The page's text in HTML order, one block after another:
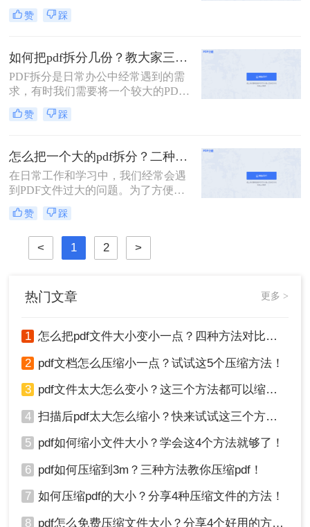
将一个较大的PDF文件拆分成多个小
文件，以便更好地管理和使用。那么
面将介绍三种实用的方法，帮助你轻
松实现PDF文件的拆分。
赞 踩
如何把pdf拆分几份？教大家三种方法！
PDF拆分是日常办公中经常遇到的需
求，有时我们需要将一个较大的PDF
文件拆分成多个小文件，以便于分
享、存档或编辑。那么如何把pdf拆分
法，帮助你轻松将PDF文件拆分成多
份。
赞 踩
怎么把一个大的pdf拆分？二种pdf拆分方法看一看！
在日常工作和学习中，我们经常会遇
到PDF文件过大的问题。为了方便管
理和使用，有时需要将大型PDF文件
拆分成多个较小的文件。那么怎么把
一个大的pdf拆分呢？本文将为您介绍
两种实用的拆分大型PDF文件的方
法，帮助您轻松应对这一需求。
赞 踩
< 1 2 >
热门文章 更多 >
1 怎么把pdf文件大小变小一点？四种方法对比，一看就懂！
2 pdf文档怎么压缩小一点？试试这5个压缩方法！
3 pdf文件太大怎么变小？这三个方法都可以缩小！
4 扫描后pdf太大怎么缩小？快来试试这三个方法！
5 pdf如何缩小文件大小？学会这4个方法就够了！
6 pdf如何压缩到3m？三种方法教你压缩pdf！
7 如何压缩pdf的大小？分享4种压缩文件的方法！
8 pdf怎么免费压缩文件大小？分享4个好用的方法，简单又快捷！